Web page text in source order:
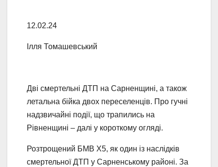
12.02.24
Ілля Томашевський
Дві смертельні ДТП на Сарненщині, а також
летальна бійка двох переселенців. Про гучні
надзвичайні події, що трапились на
Рівненщині – далі у короткому огляді.
Розтрощений БМВ Х5, як один із наслідків
смертельної ДТП у Сарненському районі. За